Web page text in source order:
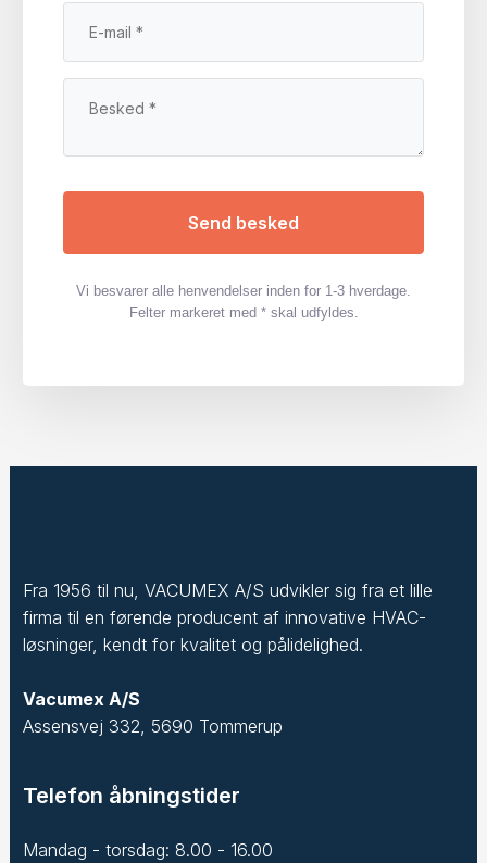
Vi besvarer alle henvendelser inden for 1-3 hverdage.
Felter markeret med * skal udfyldes.
Fra 1956 til nu, VACUMEX A/S udvikler sig fra et lille
firma til en førende producent af innovative HVAC-
løsninger, kendt for kvalitet og pålidelighed.
Vacumex A/S
Assensvej 332, 5690 Tommerup
Telefon åbningstider
Mandag - torsdag: 8.00 - 16.00